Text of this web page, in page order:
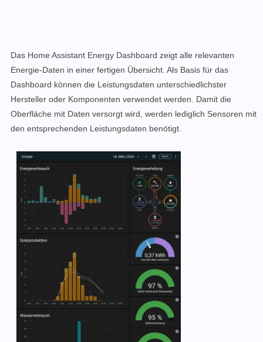
Das Home Assistant Energy Dashboard zeigt alle relevanten
Energie-Daten in einer fertigen Übersicht. Als Basis für das
Dashboard können die Leistungsdaten unterschiedlichster
Hersteller oder Komponenten verwendet werden. Damit die
Oberfläche mit Daten versorgt wird, werden lediglich Sensoren mit
den entsprechenden Leistungsdaten benötigt.